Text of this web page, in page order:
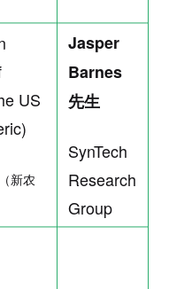
US
新农
Jasper
Barnes
先生
SynTech
Research
Group